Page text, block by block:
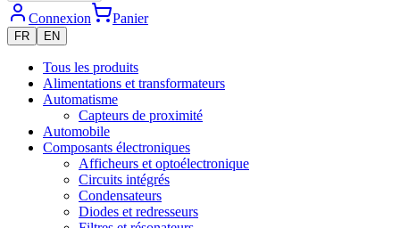
Connexion Panier
FR EN
Tous les produits
Alimentations et transformateurs
Automatisme
Capteurs de proximité
Automobile
Composants électroniques
Afficheurs et optoélectronique
Circuits intégrés
Condensateurs
Diodes et redresseurs